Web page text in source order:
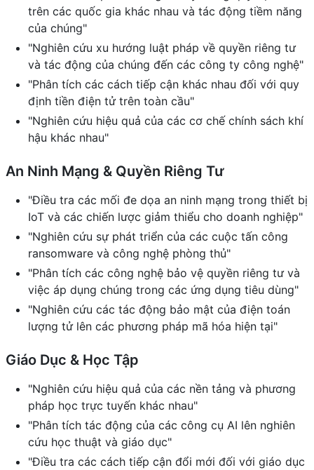
trên các quốc gia khác nhau và tác động tiềm năng
của chúng"
"Nghiên cứu xu hướng luật pháp về quyền riêng tư
và tác động của chúng đến các công ty công nghệ"
"Phân tích các cách tiếp cận khác nhau đối với quy
định tiền điện tử trên toàn cầu"
"Nghiên cứu hiệu quả của các cơ chế chính sách khí
hậu khác nhau"
An Ninh Mạng & Quyền Riêng Tư
"Điều tra các mối đe dọa an ninh mạng trong thiết bị
IoT và các chiến lược giảm thiểu cho doanh nghiệp"
"Nghiên cứu sự phát triển của các cuộc tấn công
ransomware và công nghệ phòng thủ"
"Phân tích các công nghệ bảo vệ quyền riêng tư và
việc áp dụng chúng trong các ứng dụng tiêu dùng"
"Nghiên cứu các tác động bảo mật của điện toán
lượng tử lên các phương pháp mã hóa hiện tại"
Giáo Dục & Học Tập
"Nghiên cứu hiệu quả của các nền tảng và phương
pháp học trực tuyến khác nhau"
"Phân tích tác động của các công cụ AI lên nghiên
cứu học thuật và giáo dục"
"Điều tra các cách tiếp cận đổi mới đối với giáo dục